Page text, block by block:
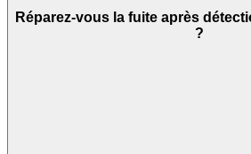
Réparez-vous la fuite après
?